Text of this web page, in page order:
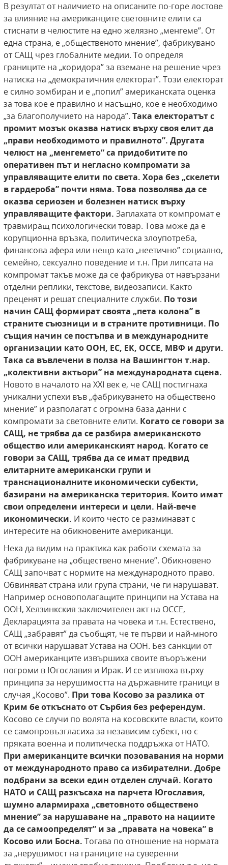
В резултат от наличието на описаните по-горе лостове
за влияние на американците световните елити са
стиснати в челюстите на едно желязно „менгеме”. От
една страна, е „общественото мнение”, фабрикувано
от САЩ чрез глобалните медии. То определя
границите на „коридора” за вземане на решение чрез
натиска на „демократичния електорат”. Този електорат
е силно зомбиран и е „попил” американската оценка
за това кое е правилно и насъщно, кое е необходимо
„за благополучието на народа”. Така електоратът с
промит мозък оказва натиск върху своя елит да
„прави необходимото и правилното”. Другата
челюст на „менгемето” са придобитите по
оперативен път и негласно компромати за
управляващите елити посвета. Хора без „скелети
в гардероба” почти няма. Това позволява да се
оказва сериозен и болезнен натиск върху
управляващите фактори. Заплахата от компромат е
травмиращ психологически товар. Това може да е
корупционна връзка, политическа злоупотреба,
финансова афера или нещо като „неетично” социално,
семейно, сексуално поведение и т.н. При липсата на
компромат такъв може да се фабрикува от навързани
отделни реплики, текстове, видеозаписи. Както
преценят и решат специалните служби. По този
начин САЩ формират своята „пета колона” в
страните съюзници и в страните противници. По
същия начин се постъпва и в международните
организации като ООН, ЕС, ЕК, ОССЕ, МВФ и други.
Така са въвлечени в полза на Вашингтон т.нар.
„колективни актьори” на международната сцена.
Новото в началото на XXI век е, че САЩ постигнаха
уникални успехи във „фабрикуването на обществено
мнение” и разполагат с огромна база данни с
компромати за световните елити. Когато се говори за
САЩ, не трябва да се разбира американското
общество или американският народ. Когато се
говори за САЩ, трябва да се имат предвид
елитарните американски групи и
транснационалните икономически субекти,
базирани на американска територия. Които имат
свои определени интереси и цели. Най-вече
икономически. И които често се разминават с
интересите на обикновените американци.
Нека да видим на практика как работи схемата за
фабрикуване на „обществено мнение”. Обикновено
САЩ започват с нормите на международното право.
Обвиняват страна или група страни, че ги нарушават.
Например основополагащите принципи на Устава на
ООН, Хелзинкския заключителен акт на ОССЕ,
Декларацията за правата на човека и т.н. Естествено,
САЩ „забравят” да съобщят, че те първи и най-много
от всички нарушават Устава на ООН. Без санкции от
ООН американците извършиха своите въоръжени
погроми в Югославия и Ирак. И се изплюха върху
принципа за нерушимостта на държавните граници в
случая „Косово”. При това Косово за разлика от
Крим бе откъснато от Сърбия без референдум.
Косово се случи по волята на косовските власти, които
се самопровъзгласиха за независим субект, но с
пряката военна и политическа поддръжка от НАТО.
При американците всички позовавания на норми
от международното право са избирателни. Добре
подбрани за всеки един отделен случай. Когато
НАТО и САЩ разкъсаха на парчета Югославия,
шумно алармираха „световнотообществено
мнение” за нарушаване на „правото на нациите
да се самоопределят” и за „правата на човека” в
Косово или Босна. Тогава по отношение на нормата
за „нерушимост на границите на суверенни